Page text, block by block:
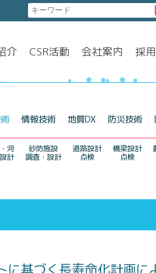
介 CSR活動 会社案内 採
情報技術 地質DX 防災技術
橋梁設計
点検
道路設計
点検
砂防施設
調査・設計
河
計
に基づく長寿命化計画